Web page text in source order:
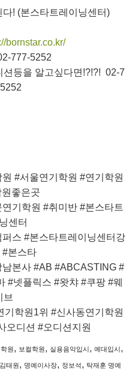
! (본스타트레이닝센터)
bornstar.co.kr/
777-5252
등을 알고싶다면!?!?! 02-7
#서울연기학원 #연기학원
좋은곳
기학원 #취미반 #본스타트
센터
스 #본스타트레이닝센터강
#본스타
본사 #AB #ABCASTING #
#넷플릭스 #왓챠 #쿠팡 #웨
브
학원1위 #신사동연기학원
오디션 #오디션지원
원, 보컬학원, 실용음악입시, 예대입시,
태원, 명예이사장, 정보석, 탁재훈 명예